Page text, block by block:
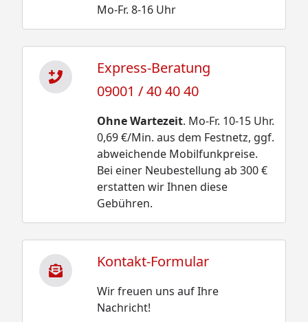
Mo-Fr. 8-16 Uhr
Express-Beratung
09001 / 40 40 40
Ohne Wartezeit. Mo-Fr. 10-15 Uhr.
0,69 €/Min. aus dem Festnetz, ggf.
abweichende Mobilfunkpreise.
Bei einer Neubestellung ab 300 €
erstatten wir Ihnen diese
Gebühren.
Kontakt-Formular
Wir freuen uns auf Ihre
Nachricht!